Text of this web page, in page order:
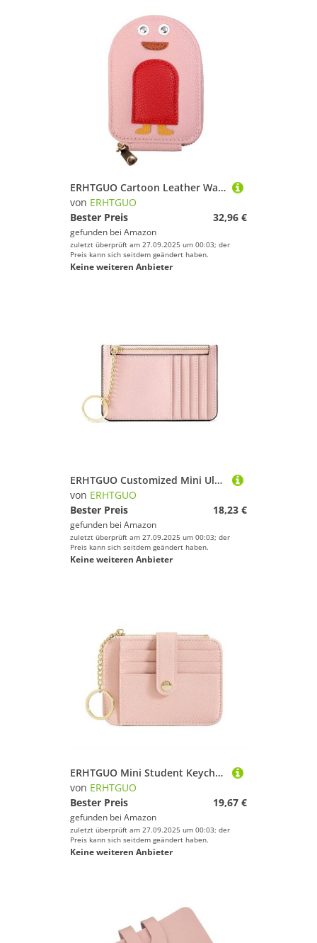
ERHTGUO Cartoon Leather Wallet for Women Handheld Credit Card Bag Key Case Lovable Zipper Coin Purse Lady's Name Holder(Pink)
von ERHTGUO
Bester Preis
32,96 €
gefunden bei Amazon
zuletzt überprüft am 27.09.2025 um 00:03; der
Preis kann sich seitdem geändert haben.
Keine weiteren Anbieter
ERHTGUO Customized Mini Ultra-Thin Women's Card Bag for Multi Slots Keychain Zipper Small Holder Wallet(Pink)
von ERHTGUO
Bester Preis
18,23 €
gefunden bei Amazon
zuletzt überprüft am 27.09.2025 um 00:03; der
Preis kann sich seitdem geändert haben.
Keine weiteren Anbieter
ERHTGUO Mini Student Keychain Wallet with Multiple Card Slots Minimalist and Creative Women's Holder(Pink)
von ERHTGUO
Bester Preis
19,67 €
gefunden bei Amazon
zuletzt überprüft am 27.09.2025 um 00:03; der
Preis kann sich seitdem geändert haben.
Keine weiteren Anbieter